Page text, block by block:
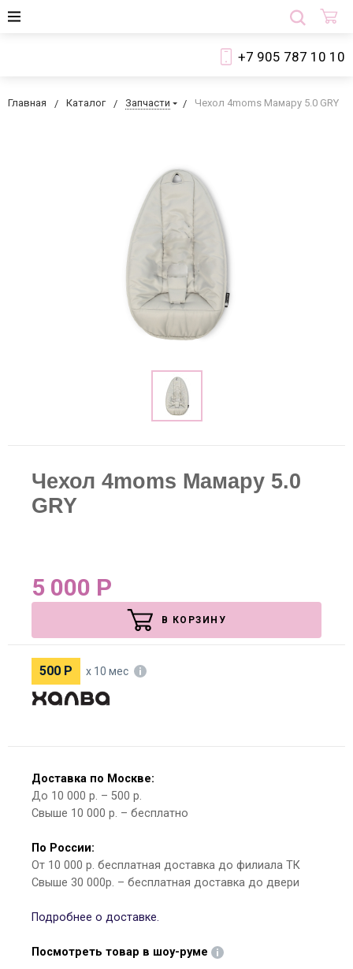
+7 905 787 10 10
Главная Каталог Запчасти Чехол 4moms Мамару 5.0 GRY
Чехол 4moms Мамару 5.0
GRY
5 000 Р
В КОРЗИНУ
500 Р х 10 мес
Доставка по Москве:
До 10 000 р. – 500 р.
Свыше 10 000 р. – бесплатно
По России:
От 10 000 р. бесплатная доставка до филиала ТК
Свыше 30 000р. – бесплатная доставка до двери
Подробнее о доставке.
Посмотреть товар в шоу-руме